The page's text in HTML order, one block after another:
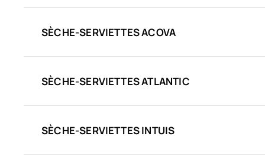
SÈCHE-SERVIETTES ACOVA
SÈCHE-SERVIETTES ATLANTIC
SÈCHE-SERVIETTES INTUIS